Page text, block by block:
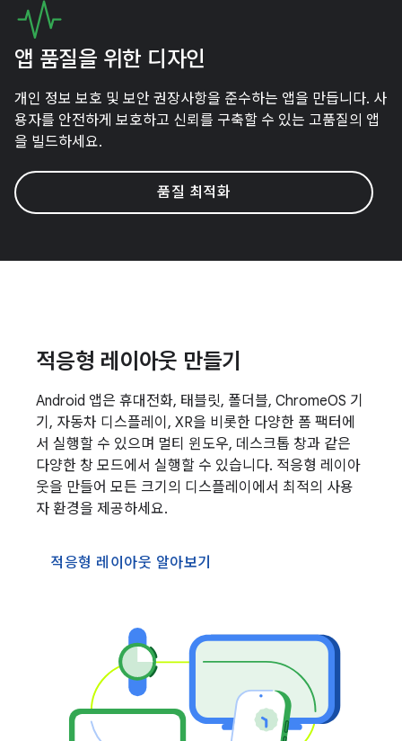
앱 품질을 위한 디자인
개인 정보 보호 및 보안 권장사항을 준수하는 앱을 만듭니다. 사
용자를 안전하게 보호하고 신뢰를 구축할 수 있는 고품질의 앱
을 빌드하세요.
품질 최적화
적응형 레이아웃 만들기
Android 앱은 휴대전화, 태블릿, 폴더블, ChromeOS 기
기, 자동차 디스플레이, XR을 비롯한 다양한 폼 팩터에
서 실행할 수 있으며 멀티 윈도우, 데스크톱 창과 같은
다양한 창 모드에서 실행할 수 있습니다. 적응형 레이아
웃을 만들어 모든 크기의 디스플레이에서 최적의 사용
자 환경을 제공하세요.
적응형 레이아웃 알아보기